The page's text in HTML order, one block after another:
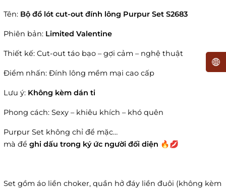
Tên: Bộ đồ lót cut-out đính lông Purpur Set S2683
Phiên bản: Limited Valentine
Thiết kế: Cut-out táo bạo – gợi cảm – nghệ thuật
Điểm nhấn: Đính lông mềm mại cao cấp
Lưu ý: Không kèm dán ti
Phong cách: Sexy – khiêu khích – khó quên
Purpur Set không chỉ để mặc…
mà để ghi dấu trong ký ức người đối diện 🔥💋
Set gồm áo liền choker, quần hở đáy liền đuôi (không kèm